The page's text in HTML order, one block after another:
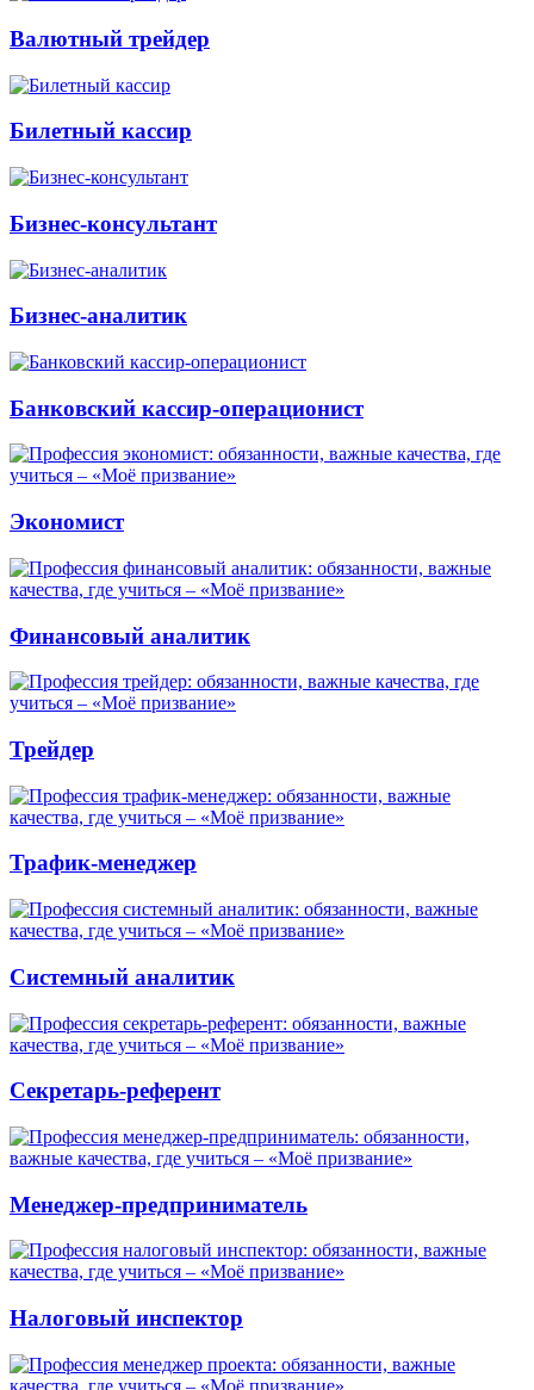
Валютный трейдер
Билетный кассир
Бизнес-консультант
Бизнес-аналитик
Банковский кассир-операционист
Экономист
Финансовый аналитик
Трейдер
Трафик-менеджер
Системный аналитик
Секретарь-референт
Менеджер-предприниматель
Налоговый инспектор